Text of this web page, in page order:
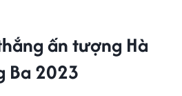
ấn tượng Hà
Ba 2023